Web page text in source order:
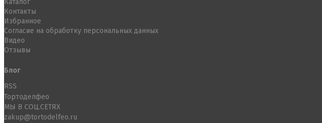
Каталог
Контакты
Избранное
Согласие на обработку персональных данных
Видео
Отзывы
Блог
RSS
Тортоделфео
МЫ В СОЦ.СЕТЯХ
zakup@tortodelfeo.ru